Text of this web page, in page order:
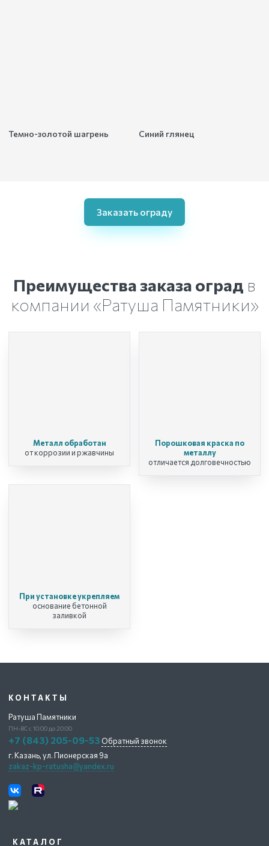
Темно-золотой шагрень Синий глянец
Заказать ограду
Преимущества заказа оград в
компании «Ратуша Памятники»
Металл обработан
от коррозии и ржавчины
Порошковая краска по
металлу
отличается долговечностью
При установке укрепляем
основание бетонной
заливкой
КАТАЛОГ
КОНТАКТЫ
Ратуша Памятники
ПН-ВС с 10:00 до 20:00
+7 (843) 205-09-53 Обратный звонок
г. Казань,ул. Пионерская 9а
zakaz-kp-ratusha@yandex.ru